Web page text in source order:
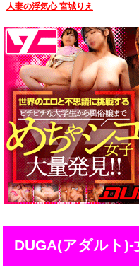
人妻の浮気心 宮城りえ
DUGA(アダルト